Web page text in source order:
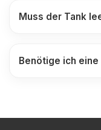
Muss der Tank
Benötige ich eine